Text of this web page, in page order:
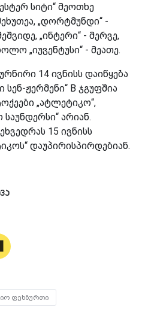
სიტი“ მეოთხე
„დორტმუნდი“ -
„ინტერი“ - მერვე,
„იუვენტუსი“ - მეათე.
14 ივნისს დაიწყება
ჟერმენი“ B ჯგუფშია
„ატლეტიკო“,
არიან.
15 ივნისს
დაუპირისპირდებიან.
ფეხბურთი